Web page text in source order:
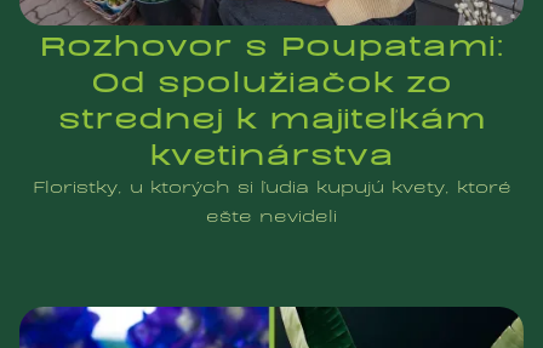
Rozhovor s Poupatami:
Od spolužiačok zo
strednej k majiteľkám
kvetinárstva
Floristky, u ktorých si ľudia kupujú kvety, ktoré
ešte nevideli